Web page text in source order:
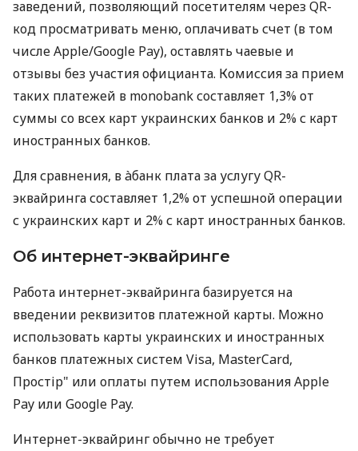
заведений, позволяющий посетителям через QR-
код просматривать меню, оплачивать счет (в том
числе Apple/Google Pay), оставлять чаевые и
отзывы без участия официанта. Комиссия за прием
таких платежей в monobank составляет 1,3% от
суммы со всех карт украинских банков и 2% с карт
иностранных банков.
Для сравнения, в àбанк плата за услугу QR-
эквайринга составляет 1,2% от успешной операции
с украинских карт и 2% с карт иностранных банков.
Об интернет-эквайринге
Работа интернет-эквайринга базируется на
введении реквизитов платежной карты. Можно
использовать карты украинских и иностранных
банков платежных систем Visa, MasterCard,
Простір" или оплаты путем использования Apple
Pay или Google Pay.
Интернет-эквайринг обычно не требует